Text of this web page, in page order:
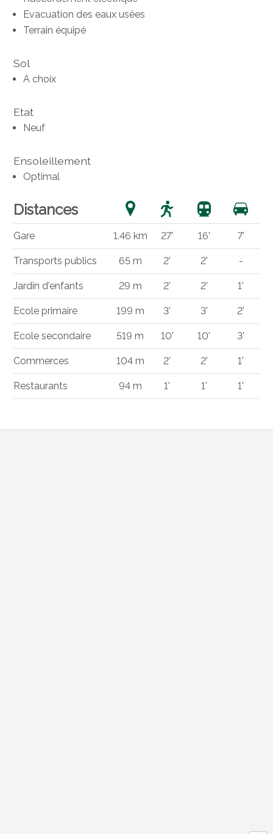
Evacuation des eaux usées
Terrain équipé
Sol
A choix
Etat
Neuf
Ensoleillement
Optimal
Distances
Gare 1.46 km 27' 16' 7'
Transports publics 65 m 2' 2' -
Jardin d'enfants 29 m 2' 2' 1'
Ecole primaire 199 m 3' 3' 2'
Ecole secondaire 519 m 10' 10' 3'
Commerces 104 m 2' 2' 1'
Restaurants 94 m 1' 1' 1'